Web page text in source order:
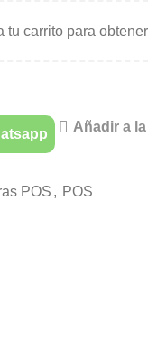
tu carrito para
Añadir a
POS , POS